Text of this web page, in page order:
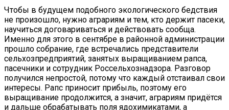
Чтобы в будущем подобного экологического бедствия
не произошло, нужно аграриям и тем, кто держит пасеки,
научиться договариваться и действовать сообща.
Именно для этого в сентябре в районной администрации
прошло собрание, где встречались представители
сельхозпредприятий, занятых выращиванием рапса,
пасечники и сотрудник Россельхознадзора. Разговор
получился непростой, потому что каждый отстаивал свои
интересы. Рапс приносит прибыль, поэтому его
выращивание продолжится, а значит, аграриям придётся
и дальше обрабатывать поля ядохимикатами, а